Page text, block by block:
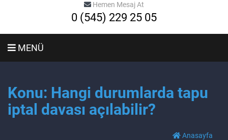
Hemen Mesaj At
0 (545) 229 25 05
MENÜ
Konu: Hangi durumlarda tapu
iptal davası açılabilir?
Anasayfa